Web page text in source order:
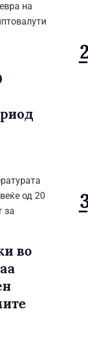
на
од 20
за
во